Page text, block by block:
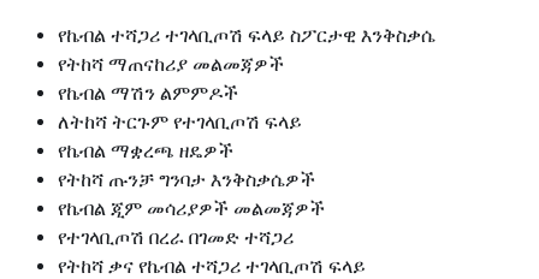
የኬብል ተሻጋሪ ተገላቢጦሽ ፍላይ ስፖርታዊ እንቅስቃሴ
የትከሻ ማጠናከሪያ መልመጃዎች
የኬብል ማሽን ልምምዶች
ለትከሻ ትርጉም የተገላቢጦሽ ፍላይ
የኬብል ማቋረጫ ዘዴዎች
የትከሻ ጡንቻ ግንባታ እንቅስቃሴዎች
የኬብል ጂም መሳሪያዎች መልመጃዎች
የተገላቢጦሽ በረራ በገመድ ተሻጋሪ
የትከሻ ቃና የኬብል ተሻጋሪ ተገላቢጦሽ ፍላይ